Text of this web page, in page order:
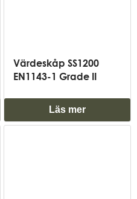
Värdeskåp SS1200
EN1143-1 Grade II
Läs mer